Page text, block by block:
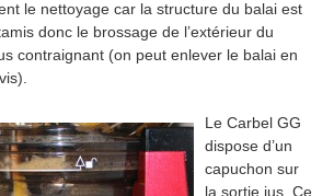
le nettoyage car la structure du balai est
donc le brossage de l’extérieur du
contraignant (on peut enlever le balai en
Le Carbel GG
dispose d’un
capuchon sur
la sortie jus. Ce